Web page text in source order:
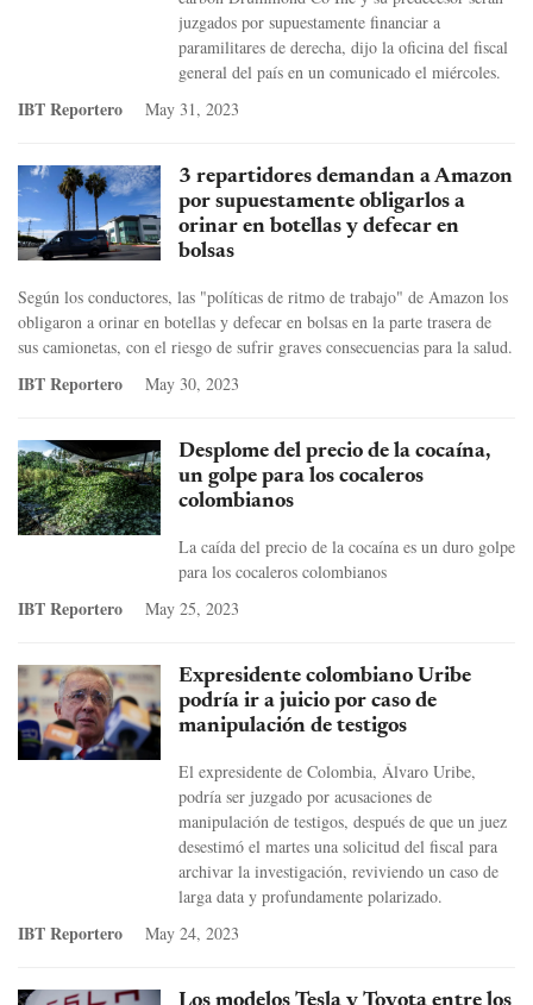
juzgados por supuestamente financiar a
paramilitares de derecha, dijo la oficina del fiscal
general del país en un comunicado el miércoles.
IBT Reportero May 31, 2023
3 repartidores demandan a Amazon
por supuestamente obligarlos a
orinar en botellas y defecar en
bolsas
Según los conductores, las "políticas de ritmo de trabajo" de Amazon los
obligaron a orinar en botellas y defecar en bolsas en la parte trasera de
sus camionetas, con el riesgo de sufrir graves consecuencias para la salud.
IBT Reportero May 30, 2023
Desplome del precio de la cocaína,
un golpe para los cocaleros
colombianos
La caída del precio de la cocaína es un duro golpe
para los cocaleros colombianos
IBT Reportero May 25, 2023
Expresidente colombiano Uribe
podría ir a juicio por caso de
manipulación de testigos
El expresidente de Colombia, Álvaro Uribe,
podría ser juzgado por acusaciones de
manipulación de testigos, después de que un juez
desestimó el martes una solicitud del fiscal para
archivar la investigación, reviviendo un caso de
larga data y profundamente polarizado.
IBT Reportero May 24, 2023